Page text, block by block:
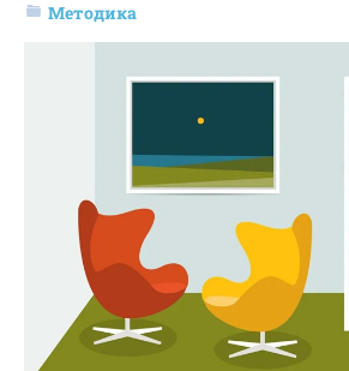
Методика